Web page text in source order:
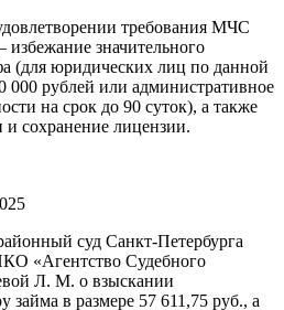
требования МЧС
значительного
(для юридических лиц по данной
000 рублей или административное
на срок до 90 суток), а также
и сохранение лицензии.
суд Санкт-Петербурга
«Агентство Судебного
Л. М. о взыскании
займа в размере 57 611,75 руб., а